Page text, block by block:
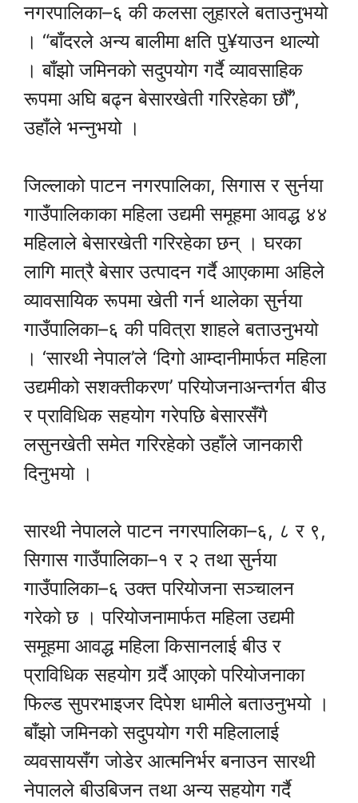
नगरपालिका–६ की कलसा लुहारले बताउनुभयो
। “बाँदरले अन्य बालीमा क्षति पु¥याउन थाल्यो
। बाँझो जमिनको सदुपयोग गर्दै व्यावसाहिक
रूपमा अघि बढ्न बेसारखेती गरिरहेका छौँ”,
उहाँले भन्नुभयो ।
जिल्लाको पाटन नगरपालिका, सिगास र सुर्नया
गाउँपालिकाका महिला उद्यमी समूहमा आवद्ध ४४
महिलाले बेसारखेती गरिरहेका छन् । घरका
लागि मात्रै बेसार उत्पादन गर्दै आएकामा अहिले
व्यावसायिक रूपमा खेती गर्न थालेका सुर्नया
गाउँपालिका–६ की पवित्रा शाहले बताउनुभयो
। ‘सारथी नेपाल’ले ‘दिगो आम्दानीमार्फत महिला
उद्यमीको सशक्तीकरण’ परियोजनाअन्तर्गत बीउ
र प्राविधिक सहयोग गरेपछि बेसारसँगै
लसुनखेती समेत गरिरहेको उहाँले जानकारी
दिनुभयो ।
सारथी नेपालले पाटन नगरपालिका–६, ८ र ९,
सिगास गाउँपालिका–१ र २ तथा सुर्नया
गाउँपालिका–६ उक्त परियोजना सञ्चालन
गरेको छ । परियोजनामार्फत महिला उद्यमी
समूहमा आवद्ध महिला किसानलाई बीउ र
प्राविधिक सहयोग गर्र्दै आएको परियोजनाका
फिल्ड सुपरभाइजर दिपेश धामीले बताउनुभयो ।
बाँझो जमिनको सदुपयोग गरी महिलालाई
व्यवसायसँग जोडेर आत्मनिर्भर बनाउन सारथी
नेपालले बीउबिजन तथा अन्य सहयोग गर्दै